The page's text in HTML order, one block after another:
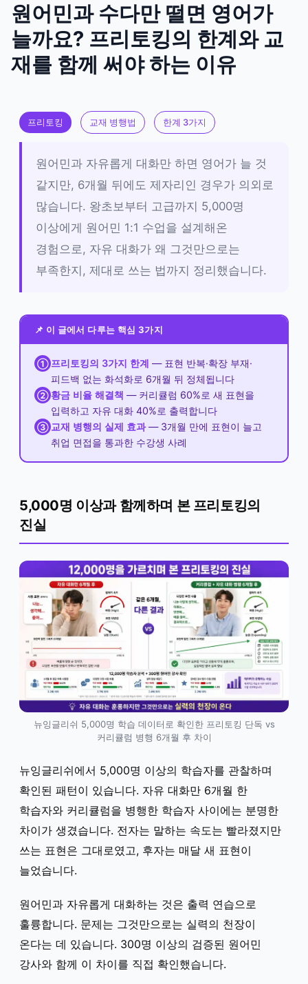
원어민과 수다만 떨면 영어가
늘까요? 프리토킹의 한계와 교
재를 함께 써야 하는 이유
프리토킹 교재 병행법 한계 3가지
원어민과 자유롭게 대화만 하면 영어가 늘 것
같지만, 6개월 뒤에도 제자리인 경우가 의외로
많습니다. 왕초보부터 고급까지 5,000명
이상에게 원어민 1:1 수업을 설계해온
경험으로, 자유 대화가 왜 그것만으로는
부족한지, 제대로 쓰는 법까지 정리했습니다.
📌 이 글에서 다루는 핵심 3가지
① 프리토킹의 3가지 한계 — 표현 반복·확장 부재·
피드백 없는 화석화로 6개월 뒤 정체됩니다
② 황금 비율 해결책 — 커리큘럼 60%로 새 표현을
입력하고 자유 대화 40%로 출력합니다
③ 교재 병행의 실제 효과— 3개월 만에 표현이 늘고
취업 면접을 통과한 수강생 사례
5,000명 이상과 함께하며 본 프리토킹의
진실
뉴잉글리쉬 5,000명 학습 데이터로 확인한 프리토킹 단독 vs
커리큘럼 병행 6개월 후 차이
뉴잉글리쉬에서 5,000명 이상의 학습자를 관찰하며
확인된 패턴이 있습니다. 자유 대화만 6개월 한
학습자와 커리큘럼을 병행한 학습자 사이에는 분명한
차이가 생겼습니다. 전자는 말하는 속도는 빨라졌지만
쓰는 표현은 그대로였고, 후자는 매달 새 표현이
늘었습니다.
원어민과 자유롭게 대화하는 것은 출력 연습으로
훌륭합니다. 문제는 그것만으로는 실력의 천장이
온다는 데 있습니다. 300명 이상의 검증된 원어민
강사와 함께 이 차이를 직접 확인했습니다.